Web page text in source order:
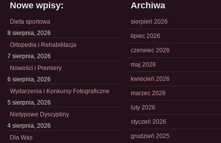
Nowe wpisy:
Dieta sportowa
8 sierpnia, 2026
Ortopedia i Rehabilitacja
7 sierpnia, 2026
Nowości i Premiery
6 sierpnia, 2026
Wydarzenia i Konkursy Fotograficzne
5 sierpnia, 2026
Nietypowe Dyscypliny
4 sierpnia, 2026
Dla Was
Archiwa
sierpień 2026
lipiec 2026
czerwiec 2026
maj 2026
kwiecień 2026
marzec 2026
luty 2026
styczeń 2026
grudzień 2025